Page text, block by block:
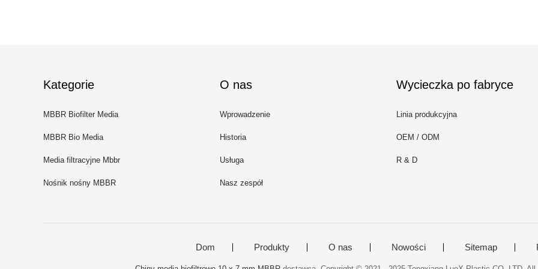
Kategorie
MBBR Biofilter Media
MBBR Bio Media
Media filtracyjne Mbbr
Nośnik nośny MBBR
O nas
Wprowadzenie
Historia
Usługa
Nasz zespół
Wycieczka po fabryce
Linia produkcyjna
OEM / ODM
R & D
Dom Produkty O nas Nowości Sitemap